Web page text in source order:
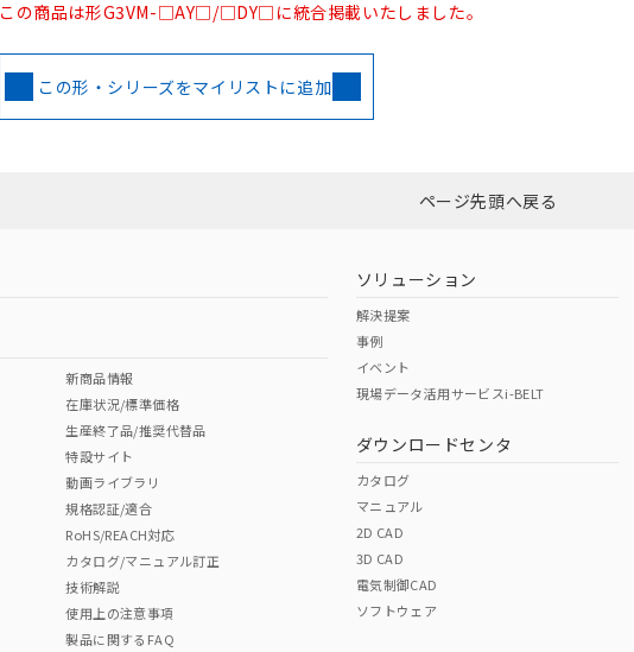
この商品は形G3VM-□AY□/□DY□に統合掲載いたしました。
この形・シリーズをマイリストに追加
ページ先頭へ戻る
新商品情報
在庫状況/標準価格
生産終了品/推奨代替品
特設サイト
動画ライブラリ
規格認証/適合
RoHS/REACH対応
カタログ/マニュアル訂正
技術解説
使用上の注意事項
製品に関するFAQ
ソリューション
解決提案
事例
イベント
現場データ活用サービスi-BELT
ダウンロードセンタ
カタログ
マニュアル
2D CAD
3D CAD
電気制御CAD
ソフトウェア